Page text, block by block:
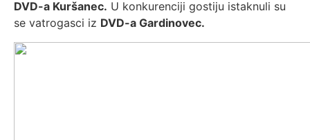
DVD-a Kuršanec. U konkurenciji gostiju istaknuli su
se vatrogasci iz DVD-a Gardinovec.